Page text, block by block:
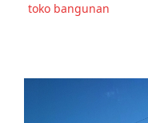
toko bangunan